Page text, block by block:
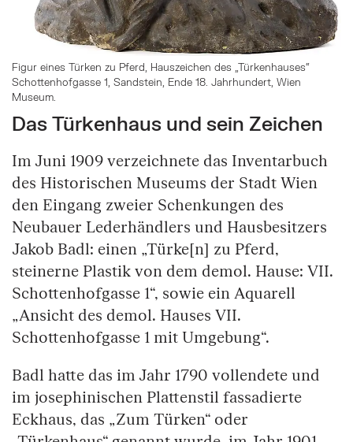
Figur eines Türken zu Pferd, Hauszeichen des „Türkenhauses“
Schottenhofgasse 1, Sandstein, Ende 18. Jahrhundert, Wien
Museum.
Das Türkenhaus und sein Zeichen
Im Juni 1909 verzeichnete das Inventarbuch
des Historischen Museums der Stadt Wien
den Eingang zweier Schenkungen des
Neubauer Lederhändlers und Hausbesitzers
Jakob Badl: einen „Türke[n] zu Pferd,
steinerne Plastik von dem demol. Hause: VII.
Schottenhofgasse 1“, sowie ein Aquarell
„Ansicht des demol. Hauses VII.
Schottenhofgasse 1 mit Umgebung“.
Badl hatte das im Jahr 1790 vollendete und
im josephinischen Plattenstil fassadierte
Eckhaus, das „Zum Türken“ oder